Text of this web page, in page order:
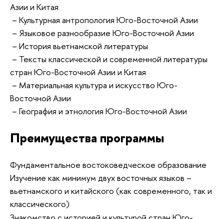
Азии и Китая
– Культурная антропология Юго-Восточной Азии
– Языковое разнообразие Юго-Восточной Азии
– История вьетнамской литературы
– Тексты классической и современной литературы
стран Юго-Восточной Азии и Китая
– Материальная культура и искусство Юго-
Восточной Азии
– География и этнология Юго-Восточной Азии
Преимущества программы
Фундаментальное востоковедческое образование
Изучение как минимум двух восточных языков –
вьетнамского и китайского (как современного, так и
классического)